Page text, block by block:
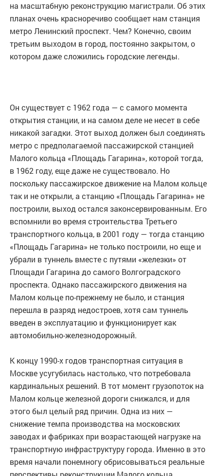
на масштабную реконструкцию магистрали. Об этих
планах очень красноречиво сообщает нам станция
метро Ленинский проспект. Чем? Конечно, своим
третьим выходом в город, постоянно закрытом, о
котором даже сложились городские легенды.
Он существует с 1962 года — с самого момента
открытия станции, и на самом деле не несет в себе
никакой загадки. Этот выход должен был соединять
метро с предполагаемой пассажирской станцией
Малого кольца «Площадь Гагарина», которой тогда,
в 1962 году, еще даже не существовало. Но
поскольку пассажирское движение на Малом кольце
так и не открыли, а станцию «Площадь Гагарина» не
построили, выход остался законсервированным. Его
вспомнили во время строительства Третьего
транспортного кольца, в 2001 году — тогда станцию
«Площадь Гагарина» не только построили, но еще и
убрали в туннель вместе с путями «железки» от
Площади Гагарина до самого Волгоградского
проспекта. Однако пассажирского движения на
Малом кольце по-прежнему не было, и станция
перешла в разряд недостроев, хотя сам туннель
введен в эксплуатацию и функционирует как
автомобильно-железнодорожный.
К концу 1990-х годов транспортная ситуация в
Москве усугубилась настолько, что потребовала
кардинальных решений. В тот момент грузопоток на
Малом кольце железной дороги снижался, и для
этого был целый ряд причин. Одна из них —
снижение темпа производства на московских
заводах и фабриках при возрастающей нагрузке на
транспортную инфраструктуру города. Именно в это
время начали понемногу обрисовываться реальные